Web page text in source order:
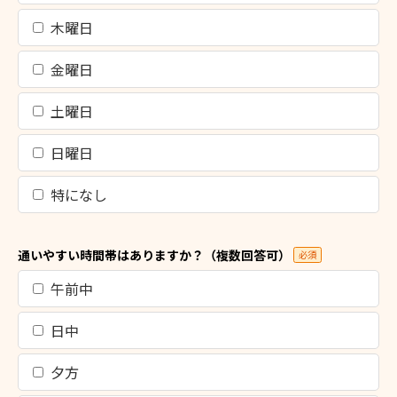
木曜日
金曜日
土曜日
日曜日
特になし
通いやすい時間帯はありますか？（複数回答可） 必須
午前中
日中
夕方